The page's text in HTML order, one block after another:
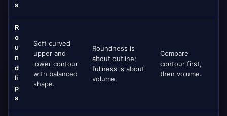
s
R
o
u
n
d
li
p
s
Soft curved
upper and
lower contour
with balanced
shape.
Roundness is
about outline;
fullness is about
volume.
Compare
contour first,
then volume.